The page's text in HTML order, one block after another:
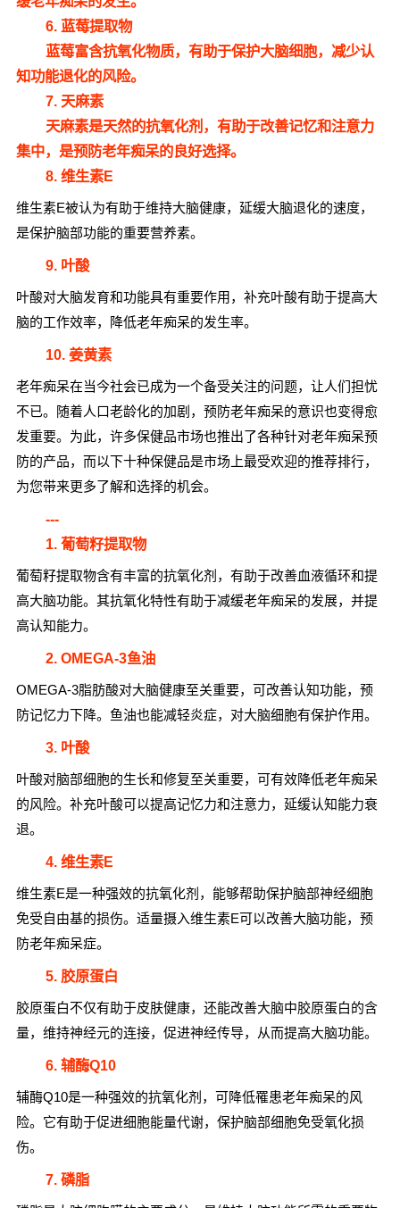
6. 蓝莓提取物
蓝莓富含抗氧化物质，有助于保护大脑细胞，减少认
知功能退化的风险。
7. 天麻素
天麻素是天然的抗氧化剂，有助于改善记忆和注意力
集中，是预防老年痴呆的良好选择。
8. 维生素E
维生素E被认为有助于维持大脑健康，延缓大脑退化的速度，
是保护脑部功能的重要营养素。
9. 叶酸
叶酸对大脑发育和功能具有重要作用，补充叶酸有助于提高大
脑的工作效率，降低老年痴呆的发生率。
10. 姜黄素
老年痴呆在当今社会已成为一个备受关注的问题，让人们担忧
不已。随着人口老龄化的加剧，预防老年痴呆的意识也变得愈
发重要。为此，许多保健品市场也推出了各种针对老年痴呆预
防的产品，而以下十种保健品是市场上最受欢迎的推荐排行，
为您带来更多了解和选择的机会。
---
1. 葡萄籽提取物
葡萄籽提取物含有丰富的抗氧化剂，有助于改善血液循环和提
高大脑功能。其抗氧化特性有助于减缓老年痴呆的发展，并提
高认知能力。
2. OMEGA-3鱼油
OMEGA-3脂肪酸对大脑健康至关重要，可改善认知功能，预
防记忆力下降。鱼油也能减轻炎症，对大脑细胞有保护作用。
3. 叶酸
叶酸对脑部细胞的生长和修复至关重要，可有效降低老年痴呆
的风险。补充叶酸可以提高记忆力和注意力，延缓认知能力衰
退。
4. 维生素E
维生素E是一种强效的抗氧化剂，能够帮助保护脑部神经细胞
免受自由基的损伤。适量摄入维生素E可以改善大脑功能，预
防老年痴呆症。
5. 胶原蛋白
胶原蛋白不仅有助于皮肤健康，还能改善大脑中胶原蛋白的含
量，维持神经元的连接，促进神经传导，从而提高大脑功能。
6. 辅酶Q10
辅酶Q10是一种强效的抗氧化剂，可降低罹患老年痴呆的风
险。它有助于促进细胞能量代谢，保护脑部细胞免受氧化损
伤。
7. 磷脂